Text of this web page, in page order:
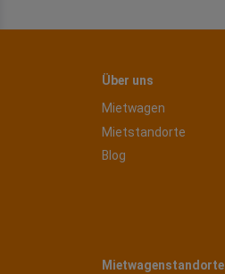
Über uns
Mietwagen
Mietstandorte
Blog
Mietwagenstandorte